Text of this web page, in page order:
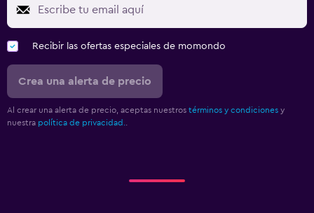
Recibir las ofertas especiales de momondo
Crea una alerta de precio
Al crear una alerta de precio, aceptas nuestros términos y condiciones y
nuestra política de privacidad.